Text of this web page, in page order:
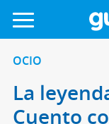
OCIO
La
Cuento